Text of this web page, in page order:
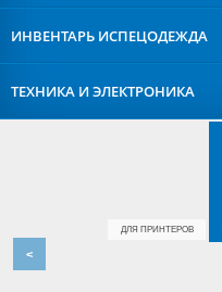
ИНВЕНТАРЬ ИСПЕЦОДЕЖДА
ТЕХНИКА ИЭЛЕКТРОНИКА
ДЛЯ ПРИНТЕРОВ
<